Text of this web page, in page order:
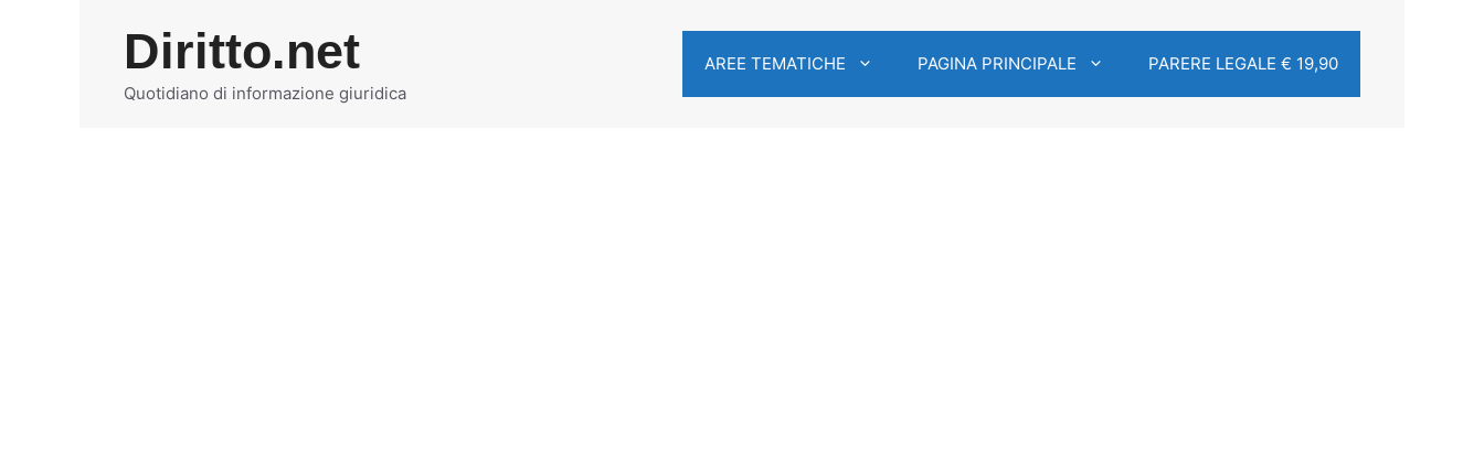
Diritto.net
Quotidiano di informazione giuridica
AREE TEMATICHE PAGINA PRINCIPALE PARERE LEGALE € 19,90